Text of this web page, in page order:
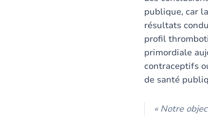
publique, car
résultats
profil
primordiale
contraceptifs
de santé
« Notre